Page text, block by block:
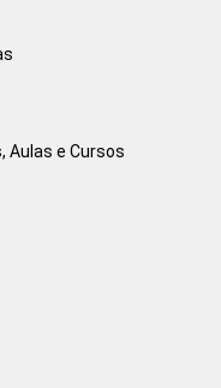
Aulas e Cursos